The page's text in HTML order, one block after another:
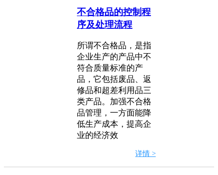
不合格品的控制程
序及处理流程
所谓不合格品，是指
企业生产的产品中不
符合质量标准的产
品，它包括废品、返
修品和超差利用品三
类产品。加强不合格
品管理，一方面能降
低生产成本，提高企
业的经济效
详情 >